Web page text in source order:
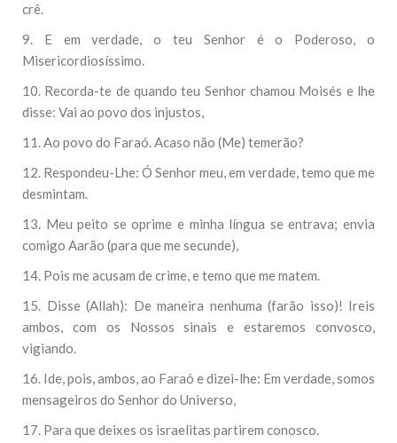
crê.
9. E em verdade, o teu Senhor é o Poderoso, o
Misericordiosíssimo.
10. Recorda-te de quando teu Senhor chamou Moisés e lhe
disse: Vai ao povo dos injustos,
11. Ao povo do Faraó. Acaso não (Me) temerão?
12. Respondeu-Lhe: Ó Senhor meu, em verdade, temo que me
desmintam.
13. Meu peito se oprime e minha língua se entrava; envia
comigo Aarão (para que me secunde),
14. Pois me acusam de crime, e temo que me matem.
15. Disse (Allah): De maneira nenhuma (farão isso)! Ireis
ambos, com os Nossos sinais e estaremos convosco,
vigiando.
16. Ide, pois, ambos, ao Faraó e dizei-lhe: Em verdade, somos
mensageiros do Senhor do Universo,
17. Para que deixes os israelitas partirem conosco.